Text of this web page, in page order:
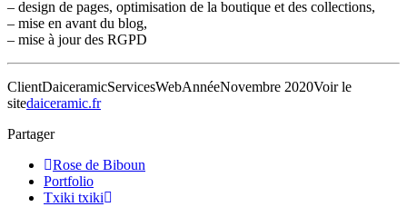
– design de pages, optimisation de la boutique et des collections,
– mise en avant du blog,
– mise à jour des RGPD
ClientDaiceramicServicesWebAnnéeNovembre 2020Voir le
sitedaiceramic.fr
Partager
Rose de Biboun
Portfolio
Txiki txiki